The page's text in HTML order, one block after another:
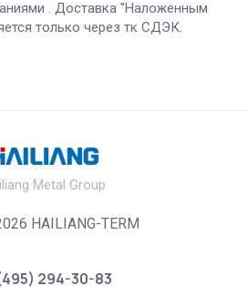
. Доставка "Наложенным
только через тк СДЭК.
Metal Group
HAILIANG-TERM
294-30-83